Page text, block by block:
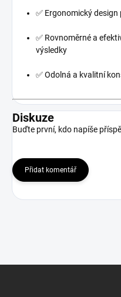
✅ Ergonomický
✅ Rovnoměrné a
výsledky
✅ Odolná a kvalitní
Diskuze
Buďte první, kdo napíše
Přidat komentář